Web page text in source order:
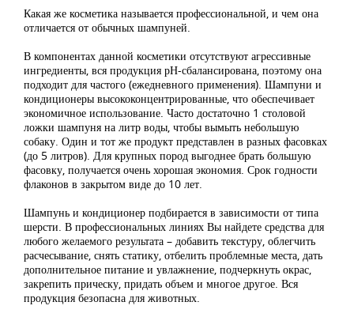
Какая же косметика называется профессиональной, и чем она
отличается от обычных шампуней.
В компонентах данной косметики отсутствуют агрессивные
ингредиенты, вся продукция рН-сбалансирована, поэтому она
подходит для частого (ежедневного применения). Шампуни и
кондиционеры высококонцентрированные, что обеспечивает
экономичное использование. Часто достаточно 1 столовой
ложки шампуня на литр воды, чтобы вымыть небольшую
собаку. Один и тот же продукт представлен в разных фасовках
(до 5 литров). Для крупных пород выгоднее брать большую
фасовку, получается очень хорошая экономия. Срок годности
флаконов в закрытом виде до 10 лет.
Шампунь и кондиционер подбирается в зависимости от типа
шерсти. В профессиональных линиях Вы найдете средства для
любого желаемого результата – добавить текстуру, облегчить
расчесывание, снять статику, отбелить проблемные места, дать
дополнительное питание и увлажнение, подчеркнуть окрас,
закрепить прическу, придать объем и многое другое. Вся
продукция безопасна для животных.